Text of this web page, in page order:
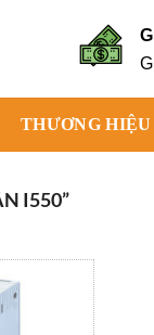
THƯƠNG HIỆU
I550”